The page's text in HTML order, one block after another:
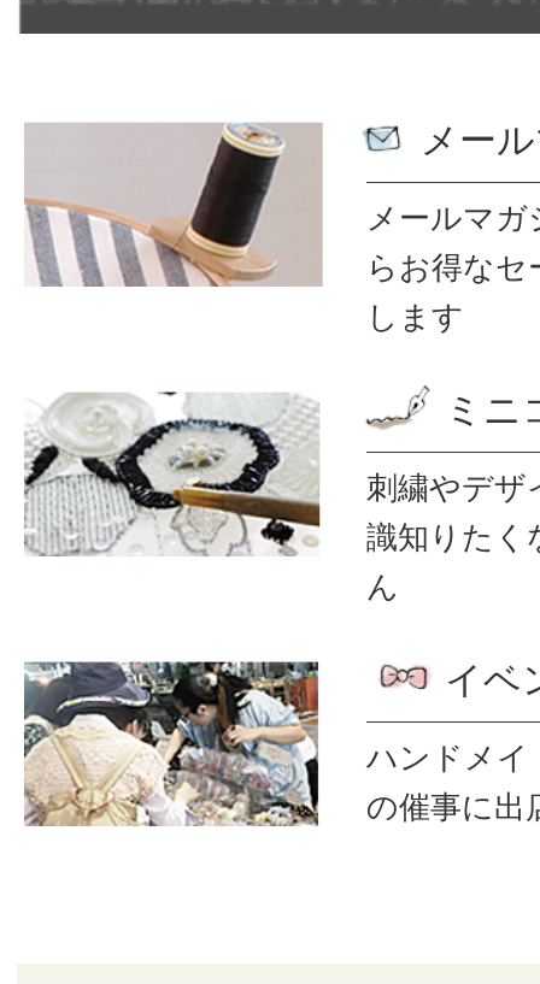
メー
メールマ
ら お得なセ
します
ミニ
刺繍やデザ
識知りたく
ん
イベ
ハンドメイ
の催事に出